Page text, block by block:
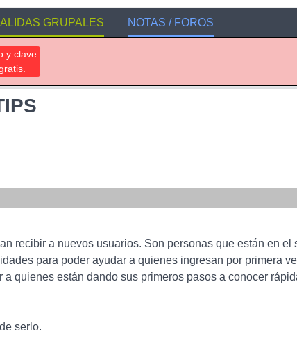
GRUPALES NOTAS / FOROS
y clave
recibir a nuevos usuarios. Son personas que están en el
para poder ayudar a quienes ingresan por primera
quienes están dando sus primeros pasos a conocer
serlo.